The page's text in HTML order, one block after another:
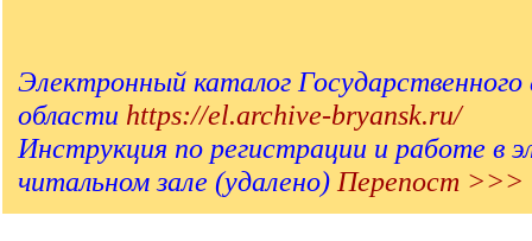
Электронный каталог Государственного
области https://el.archive-bryansk.ru/
Инструкция по регистрации и работе в
читальном зале (удалено) Перепост >>>